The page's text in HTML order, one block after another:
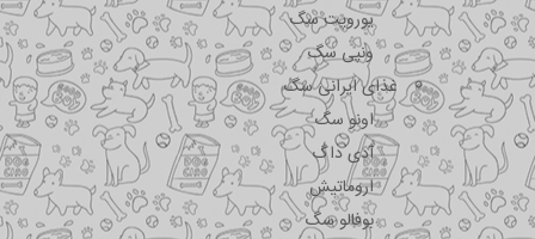
یوروپت سگ
ونپی سگ
غذای ایرانی سگ
اونو سگ
آدی داگ
اروماتیش
بوفالو سگ